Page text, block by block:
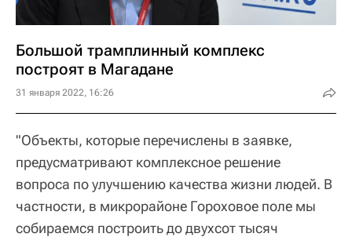
Большой трамплинный комплекс
построят в Магадане
31 января 2022, 16:26
"Объекты, которые перечислены в заявке,
предусматривают комплексное решение
вопроса по улучшению качества жизни людей. В
частности, в микрорайоне Гороховое поле мы
собираемся построить до двухсот тысяч